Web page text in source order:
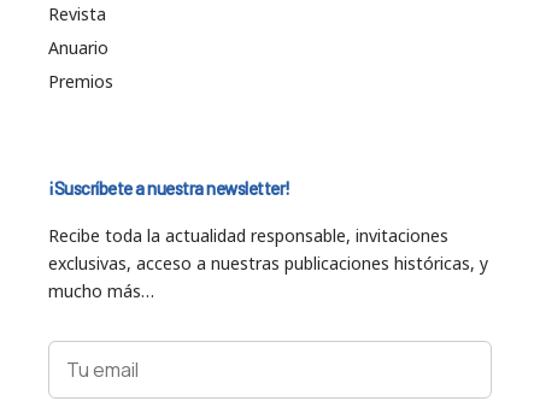
Revista
Anuario
Premios
¡Suscríbete a nuestra newsletter!
Recibe toda la actualidad responsable, invitaciones
exclusivas, acceso a nuestras publicaciones históricas, y
mucho más…